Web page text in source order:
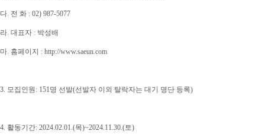
다. 전 화 : 02) 987-5077
라. 대표자 : 박성배
마. 홈페이지 : http://www.saeun.com
3. 모집인원 : 151명 선발(선발자 이외 탈락자는 대기 명단 등록)
4. 활동기간: 2024.02.01.(목)~2024.11.30.(토)